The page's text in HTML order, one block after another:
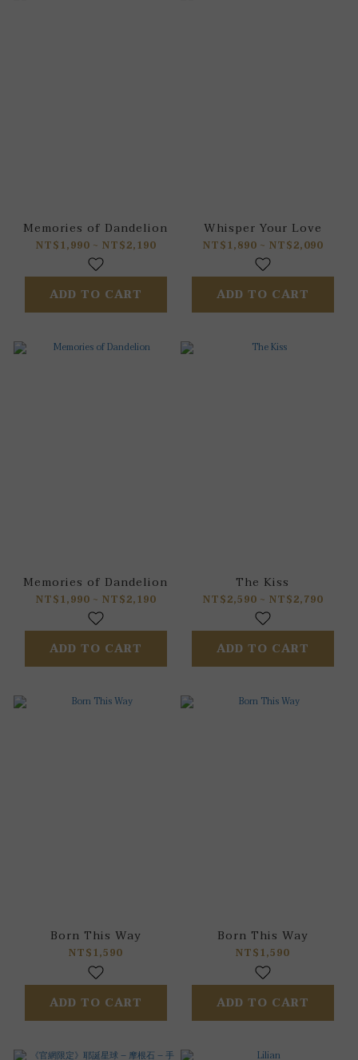
Memories of Dandelion
NT$1,990 ~ NT$2,190
ADD TO CART
Whisper Your Love
NT$1,890 ~ NT$2,090
ADD TO CART
Memories of Dandelion
NT$1,990 ~ NT$2,190
ADD TO CART
The Kiss
NT$2,590 ~ NT$2,790
ADD TO CART
Born This Way
NT$1,590
ADD TO CART
Born This Way
NT$1,590
ADD TO CART